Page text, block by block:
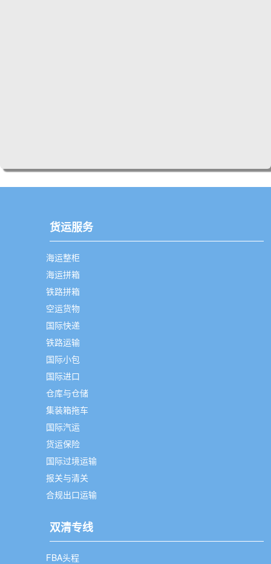
货运服务
海运整柜
海运拼箱
铁路拼箱
空运货物
国际快递
铁路运输
国际小包
国际进口
仓库与仓储
集装箱拖车
国际汽运
货运保险
国际过境运输
报关与清关
合规出口运输
双清专线
FBA头程